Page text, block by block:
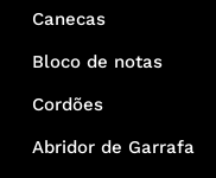
Canecas
Bloco de notas
Cordões
Abridor de Garrafa